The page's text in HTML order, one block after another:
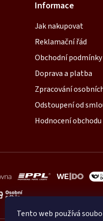
Tento web používá
Informace
Jak nakupovat
Reklamační řád
Obchodní podmínky
Doprava a platba
Zpracování
Odstoupení od
Hodnocení obchodu